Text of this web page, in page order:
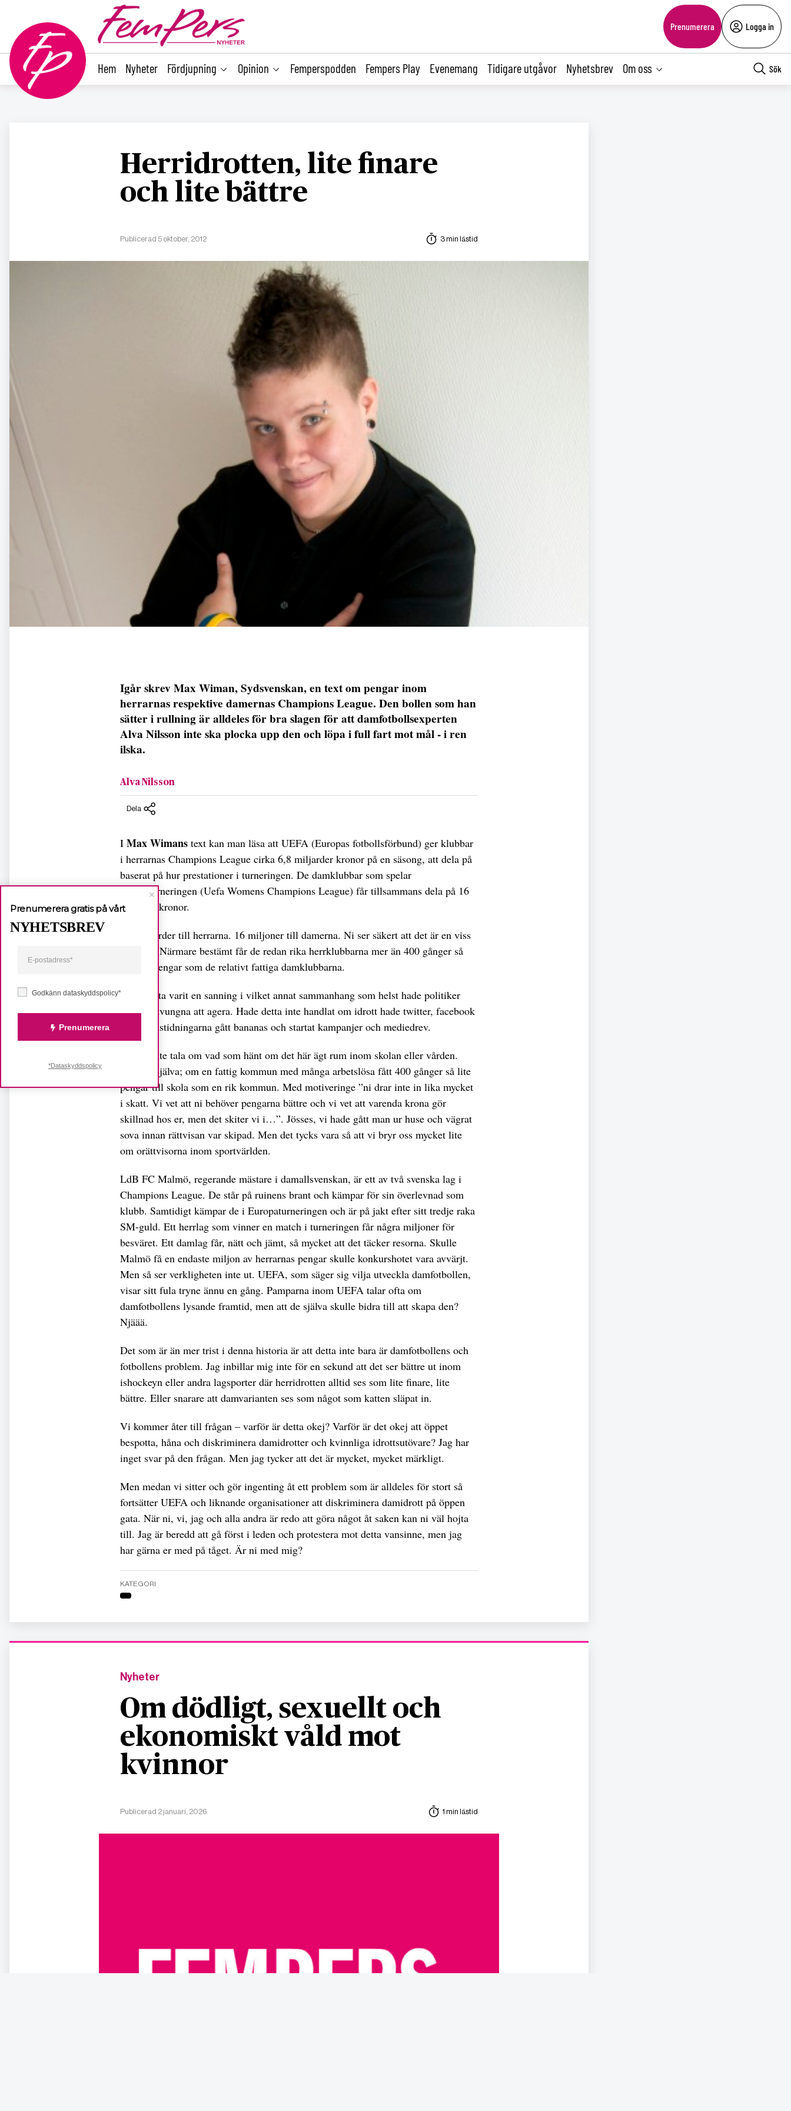
Prenumerera Logga in
Hem Nyheter Fördjupning Opinion Femperspodden Fempers Play Evenemang Tidigare utgåvor Nyhetsbrev Om oss Sök
Herridrotten, lite finare
och lite bättre
Publicerad 5 oktober, 2012 3 min lästid
Igår skrev Max Wiman, Sydsvenskan, en text om pengar inom
herrarnas respektive damernas Champions League. Den bollen som han
sätter i rullning är alldeles för bra slagen för att damfotbollsexperten
Alva Nilsson inte ska plocka upp den och löpa i full fart mot mål - i ren
ilska.
Alva Nilsson
Dela
I Max Wimans text kan man läsa att UEFA (Europas fotbollsförbund) ger klubbar
i herrarnas Champions League cirka 6,8 miljarder kronor på en säsong, att dela på
baserat på hur prestationer i turneringen. De damklubbar som spelar
mästarturneringen (Uefa Womens Champions League) får tillsammans dela på 16
miljoner kronor.
6,8 miljarder till herrarna. 16 miljoner till damerna. Ni ser säkert att det är en viss
skillnad. Närmare bestämt får de redan rika herrklubbarna mer än 400 gånger så
mycket pengar som de relativt fattiga damklubbarna.
Hade detta varit en sanning i vilket annat sammanhang som helst hade politiker
känt sig tvungna att agera. Hade detta inte handlat om idrott hade twitter, facebook
och kvällstidningarna gått bananas och startat kampanjer och mediedrev.
För att inte tala om vad som hänt om det här ägt rum inom skolan eller vården.
Tänk er själva; om en fattig kommun med många arbetslösa fått 400 gånger så lite
pengar till skola som en rik kommun. Med motiveringe ”ni drar inte in lika mycket
i skatt. Vi vet att ni behöver pengarna bättre och vi vet att varenda krona gör
skillnad hos er, men det skiter vi i…”. Jösses, vi hade gått man ur huse och vägrat
sova innan rättvisan var skipad. Men det tycks vara så att vi bryr oss mycket lite
om orättvisorna inom sportvärlden.
LdB FC Malmö, regerande mästare i damallsvenskan, är ett av två svenska lag i
Champions League. De står på ruinens brant och kämpar för sin överlevnad som
klubb. Samtidigt kämpar de i Europaturneringen och är på jakt efter sitt tredje raka
SM-guld. Ett herrlag som vinner en match i turneringen får några miljoner för
besväret. Ett damlag får, nätt och jämt, så mycket att det täcker resorna. Skulle
Malmö få en endaste miljon av herrarnas pengar skulle konkurshotet vara avvärjt.
Men så ser verkligheten inte ut. UEFA, som säger sig vilja utveckla damfotbollen,
visar sitt fula tryne ännu en gång. Pamparna inom UEFA talar ofta om
damfotbollens lysande framtid, men att de själva skulle bidra till att skapa den?
Njäää.
Det som är än mer trist i denna historia är att detta inte bara är damfotbollens och
fotbollens problem. Jag inbillar mig inte för en sekund att det ser bättre ut inom
ishockeyn eller andra lagsporter där herridrotten alltid ses som lite finare, lite
bättre. Eller snarare att damvarianten ses som något som katten släpat in.
Vi kommer åter till frågan – varför är detta okej? Varför är det okej att öppet
bespotta, håna och diskriminera damidrotter och kvinnliga idrottsutövare? Jag har
inget svar på den frågan. Men jag tycker att det är mycket, mycket märkligt.
Men medan vi sitter och gör ingenting åt ett problem som är alldeles för stort så
fortsätter UEFA och liknande organisationer att diskriminera damidrott på öppen
gata. När ni, vi, jag och alla andra är redo att göra något åt saken kan ni väl hojta
till. Jag är beredd att gå först i leden och protestera mot detta vansinne, men jag
har gärna er med på tåget. Är ni med mig?
KATEGORI
Nyheter
Om dödligt, sexuellt och
ekonomiskt våld mot
kvinnor
Publicerad 2 januari, 2026 1 min lästid
Godkänn dataskyddspolicy*
Prenumerera
Prenumerera gratis på vårt
NYHETSBREV
*Dataskyddspolicy